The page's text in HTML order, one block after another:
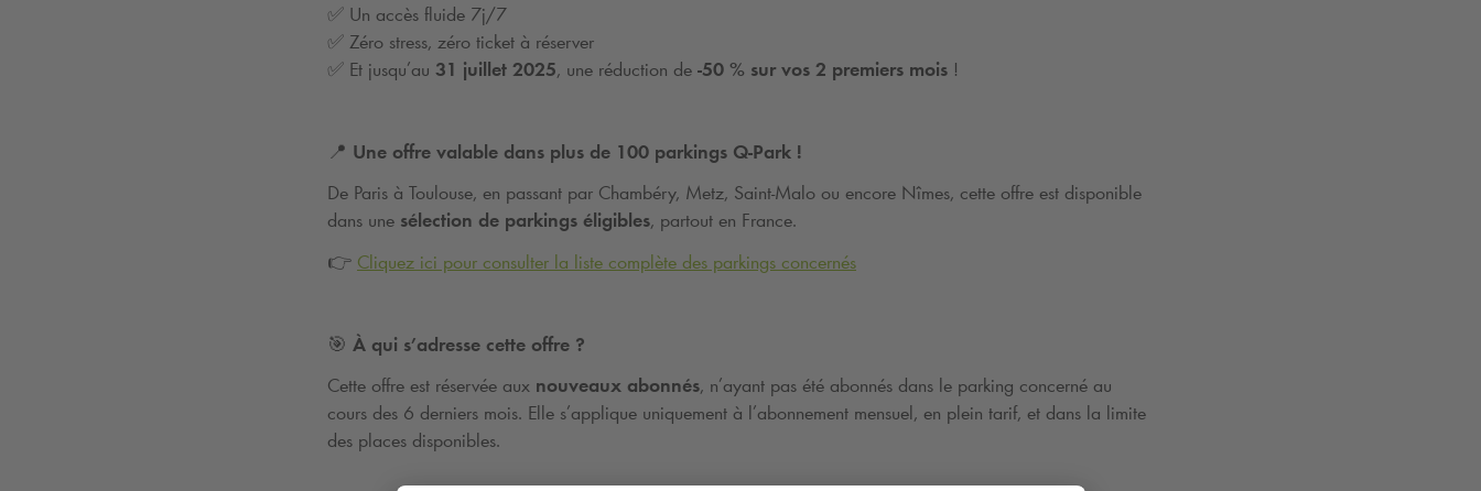
✅ Un accès fluide 7j/7
✅ Zéro stress, zéro ticket à réserver
✅ Et jusqu’au 31 juillet 2025, une réduction de -50 % sur vos 2 premiers mois !
📍 Une offre valable dans plus de 100 parkings Q-Park !
De Paris à Toulouse, en passant par Chambéry, Metz, Saint-Malo ou encore Nîmes, cette offre est disponible
dans une sélection de parkings éligibles, partout en France.
👉 Cliquez ici pour consulter la liste complète des parkings concernés
🎯 À qui s’adresse cette offre ?
Cette offre est réservée aux nouveaux abonnés, n’ayant pas été abonnés dans le parking concerné au
cours des 6 derniers mois. Elle s’applique uniquement à l’abonnement mensuel, en plein tarif, et dans la limite
des places disponibles.